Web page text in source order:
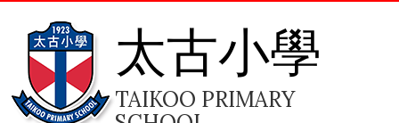
太古小學
TAIKOO PRIMARY